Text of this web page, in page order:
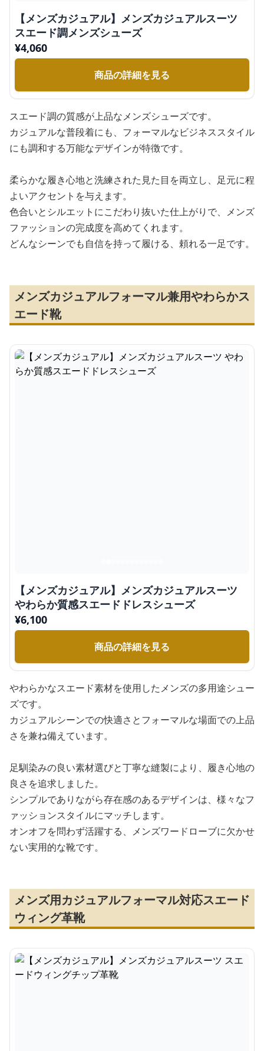
【メンズカジュアル】メンズカジュアルスーツ
スエード調メンズシューズ
¥4,060
商品の詳細を見る
スエード調の質感が上品なメンズシューズです。
カジュアルな普段着にも、フォーマルなビジネススタイル
にも調和する万能なデザインが特徴です。
柔らかな履き心地と洗練された見た目を両立し、足元に程
よいアクセントを与えます。
色合いとシルエットにこだわり抜いた仕上がりで、メンズ
ファッションの完成度を高めてくれます。
どんなシーンでも自信を持って履ける、頼れる一足です。
メンズカジュアルフォーマル兼用やわらかス
エード靴
【メンズカジュアル】メンズカジュアルスーツ
やわらか質感スエードドレスシューズ
¥6,100
商品の詳細を見る
やわらかなスエード素材を使用したメンズの多用途シュー
ズです。
カジュアルシーンでの快適さとフォーマルな場面での上品
さを兼ね備えています。
足馴染みの良い素材選びと丁寧な縫製により、履き心地の
良さを追求しました。
シンプルでありながら存在感のあるデザインは、様々なフ
ァッションスタイルにマッチします。
オンオフを問わず活躍する、メンズワードローブに欠かせ
ない実用的な靴です。
メンズ用カジュアルフォーマル対応スエード
ウィング革靴